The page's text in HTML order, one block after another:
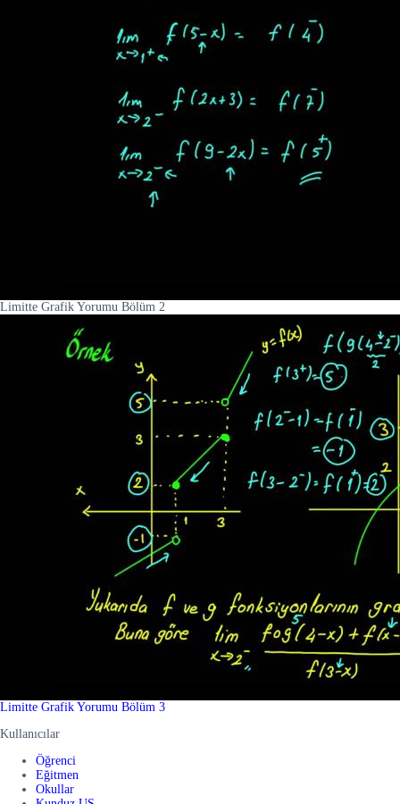
Limitte Grafik Yorumu Bölüm 2
Limitte Grafik Yorumu Bölüm 3
Kullanıcılar
Öğrenci
Eğitmen
Okullar